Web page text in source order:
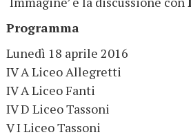
Programma
Lunedì 18 aprile 2016
IV A Liceo Allegretti
IV A Liceo Fanti
IV D Liceo Tassoni
V I Liceo Tassoni